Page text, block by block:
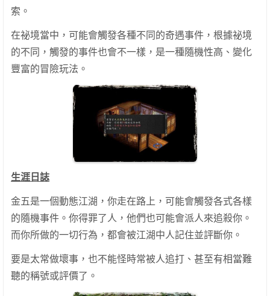
索。
在祕境當中，可能會觸發各種不同的奇遇事件，根據祕境
的不同，觸發的事件也會不一樣，是一種隨機性高、變化
豐富的冒險玩法。
生涯日誌
金五是一個動態江湖，你走在路上，可能會觸發各式各樣
的隨機事件。你得罪了人，他們也可能會派人來追殺你。
而你所做的一切行為，都會被江湖中人記住並評斷你。
要是太常做壞事，也不能怪時常被人追打、甚至有相當難
聽的稱號或評價了。